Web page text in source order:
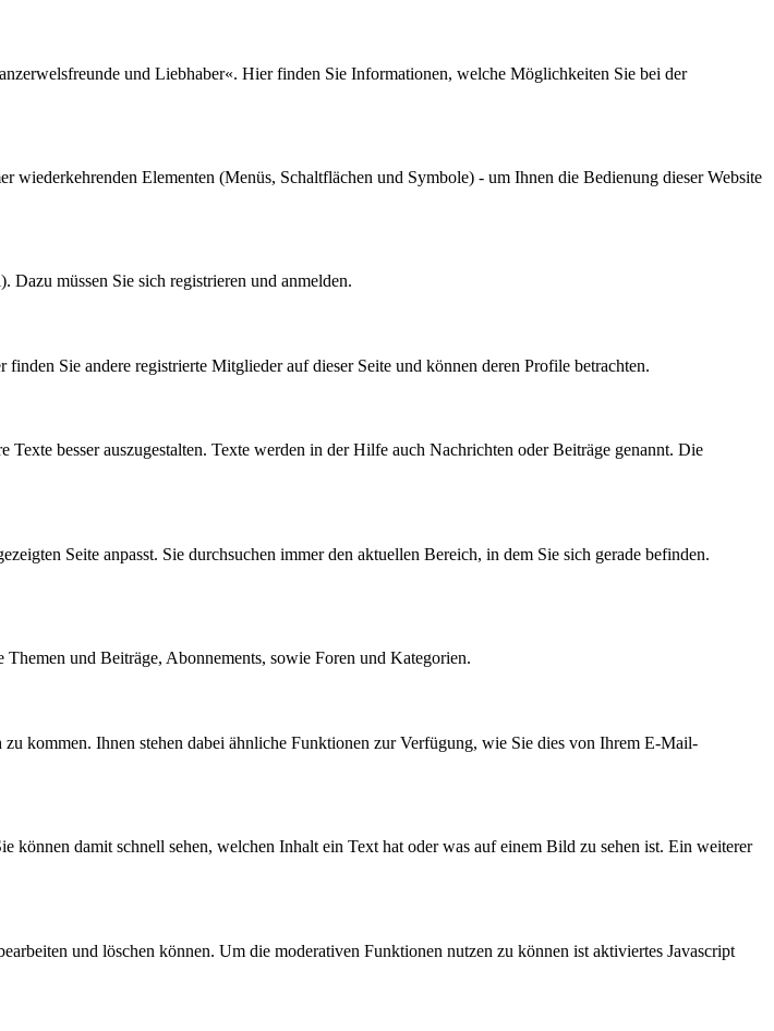
und Liebhaber«. Hier finden Sie Informationen, welche Möglichkeiten Sie bei der
Elementen (Menüs, Schaltflächen und Symbole) - um Ihnen die Bedienung dieser Website
müssen Sie sich registrieren und anmelden.
Sie andere registrierte Mitglieder auf dieser Seite und können deren Profile betrachten.
besser auszugestalten. Texte werden in der Hilfe auch Nachrichten oder Beiträge genannt. Die
Seite anpasst. Sie durchsuchen immer den aktuellen Bereich, in dem Sie sich gerade befinden.
und Beiträge, Abonnements, sowie Foren und Kategorien.
kommen. Ihnen stehen dabei ähnliche Funktionen zur Verfügung, wie Sie dies von Ihrem E-Mail-
damit schnell sehen, welchen Inhalt ein Text hat oder was auf einem Bild zu sehen ist. Ein weiterer
und löschen können. Um die moderativen Funktionen nutzen zu können ist aktiviertes Javascript